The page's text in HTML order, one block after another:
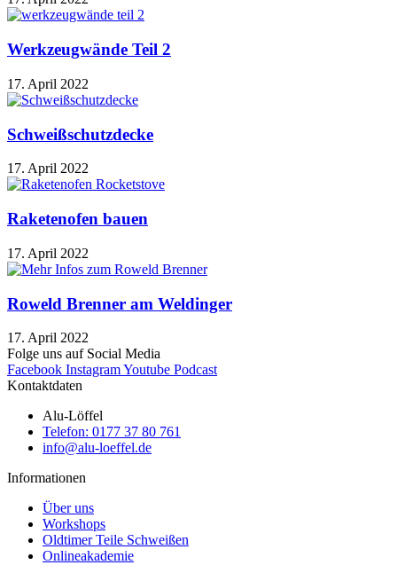
Werkzeugwände Teil 2
17. April 2022
Schweißschutzdecke
17. April 2022
Raketenofen bauen
17. April 2022
Roweld Brenner am Weldinger
17. April 2022
Folge uns auf Social Media
Facebook InstagramYoutube Podcast
Kontaktdaten
Alu-Löffel
Telefon: 0177 37 80 761
info@alu-loeffel.de
Informationen
Über uns
Workshops
Oldtimer Teile Schweißen
Onlineakademie